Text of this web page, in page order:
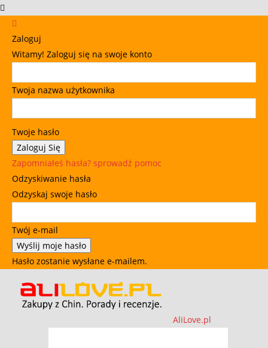
Zaloguj
Witamy! Zaloguj się na swoje konto
Twoja nazwa użytkownika
Twoje hasło
Zapomniałeś hasła? sprowadź pomoc
Odzyskiwanie hasła
Odzyskaj swoje hasło
Twój e-mail
Hasło zostanie wysłane e-mailem.
AliLove.pl